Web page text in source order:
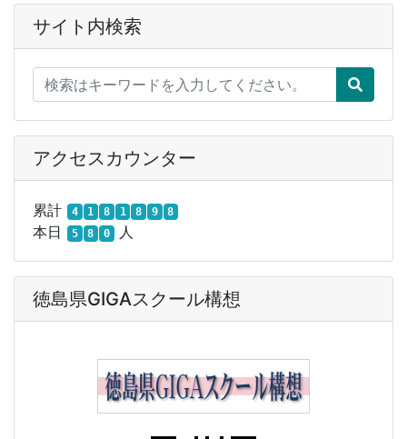
サイト内検索
アクセスカウンター
累計 4 1 8 1 8 9 8
本日 5 8 0 人
徳島県GIGAスクール構想